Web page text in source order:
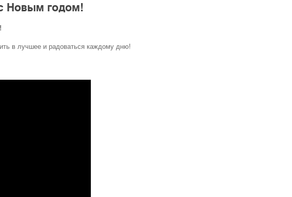
Новым годом!
в лучшее и радоваться каждому дню!